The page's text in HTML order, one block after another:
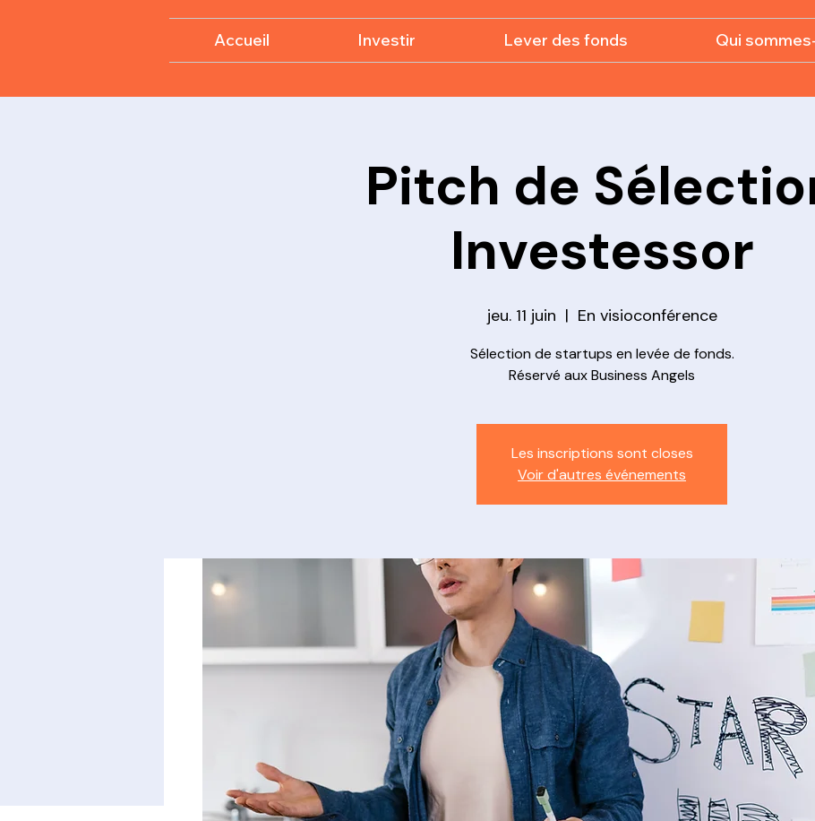
Accueil Investir Lever des fonds Qui
Pitch de
Investessor
jeu. 11 juin
  |
En visioconférence
Sélection de startups en levée de fonds.
Réservé aux Business Angels
Les inscriptions sont closes
Voir d'autres événements